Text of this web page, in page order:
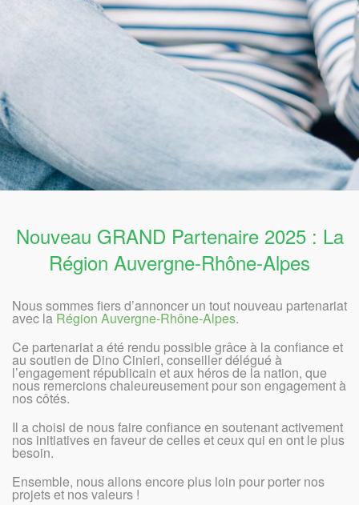
Nouveau GRAND Partenaire 2025 : La
Région Auvergne-Rhône-Alpes
Nous sommes fiers d’annoncer un tout nouveau partenariat
avec la Région Auvergne-Rhône-Alpes.
Ce partenariat a été rendu possible grâce à la confiance et
au soutien de Dino Cinieri, conseiller délégué à
l’engagement républicain et aux héros de la nation, que
nous remercions chaleureusement pour son engagement à
nos côtés.
Il a choisi de nous faire confiance en soutenant activement
nos initiatives en faveur de celles et ceux qui en ont le plus
besoin.
Ensemble, nous allons encore plus loin pour porter nos
projets et nos valeurs !